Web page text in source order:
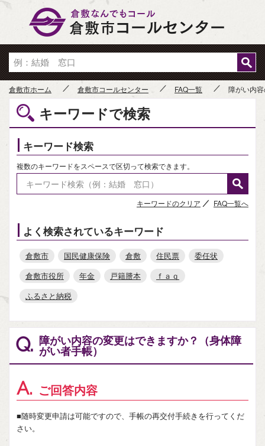
倉敷市ホーム 倉敷市コールセンター FAQ一覧 障がい内
キーワードで検索
キーワード検索
複数のキーワードをスペースで区切って検索できます。
キーワードのクリア FAQ一覧へ
よく検索されているキーワード
倉敷市 国民健康保険 倉敷 住民票
委任状
倉敷市役所
年金 戸籍謄本
ｆａｑ
ふるさと納税
Q. 障がい内容の変更はできますか？（身体障
がい者手帳）
A. ご回答内容
■随時変更申請は可能ですので、手帳の再交付手続きを行ってくだ
さい。